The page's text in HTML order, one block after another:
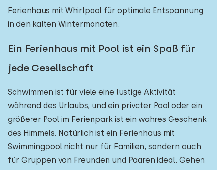
Ferienhaus mit Whirlpool für optimale Entspannung
in den kalten Wintermonaten.
Ein Ferienhaus mit Pool ist ein Spaß für
jede Gesellschaft
Schwimmen ist für viele eine lustige Aktivität
während des Urlaubs, und ein privater Pool oder ein
größerer Pool im Ferienpark ist ein wahres Geschenk
des Himmels. Natürlich ist ein Ferienhaus mit
Swimmingpool nicht nur für Familien, sondern auch
für Gruppen von Freunden und Paaren ideal. Gehen